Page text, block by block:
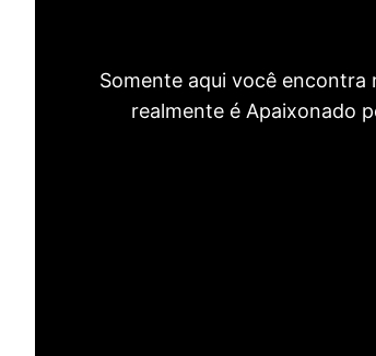
Somente aqui você encontra
realmente é Apaixonado